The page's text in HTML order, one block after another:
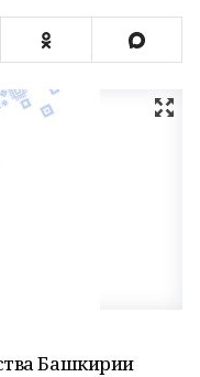
Башкирии